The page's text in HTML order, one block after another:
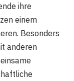
ihre
einem
Besonders
anderen